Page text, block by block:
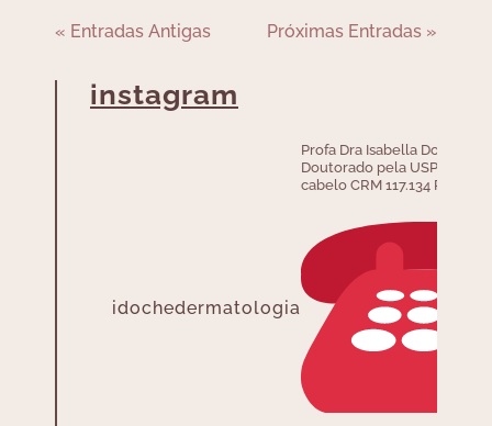
« Entradas Antigas Próximas Entradas »
instagram
idochedermatologia
Profa Dra Isabella Doche –
Doutorado pela USP em
cabelo CRM 117.134 RQE